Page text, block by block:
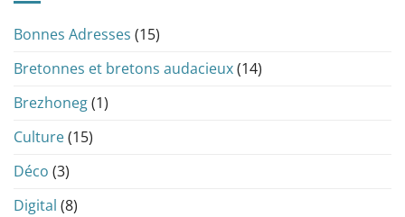
Bonnes Adresses (15)
Bretonnes et bretons audacieux(14)
Brezhoneg(1)
Culture(15)
Déco (3)
Digital (8)